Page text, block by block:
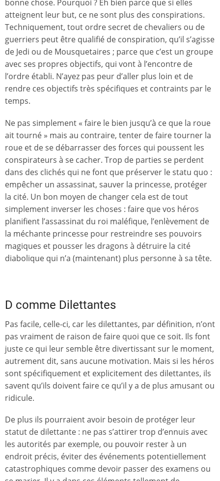
bonne chose. Pourquoi ? Eh bien parce que si elles
atteignent leur but, ce ne sont plus des conspirations.
Techniquement, tout ordre secret de chevaliers ou de
guerriers peut être qualifié de conspiration, qu’il s’agisse
de Jedi ou de Mousquetaires ; parce que c’est un groupe
avec ses propres objectifs, qui vont à l’encontre de
l’ordre établi. N’ayez pas peur d’aller plus loin et de
rendre ces objectifs très spécifiques et contraints par le
temps.
Ne pas simplement « faire le bien jusqu’à ce que la roue
ait tourné » mais au contraire, tenter de faire tourner la
roue et de se débarrasser des forces qui poussent les
conspirateurs à se cacher. Trop de parties se perdent
dans des clichés qui ne font que préserver le statu quo :
empêcher un assassinat, sauver la princesse, protéger
la cité. Un bon moyen de changer cela est de tout
simplement inverser les choses : faire que vos héros
planifient l’assassinat du roi maléfique, l’enlèvement de
la méchante princesse pour restreindre ses pouvoirs
magiques et pousser les dragons à détruire la cité
diabolique qui n’a (maintenant) plus personne à sa tête.
D comme Dilettantes
Pas facile, celle-ci, car les dilettantes, par définition, n’ont
pas vraiment de raison de faire quoi que ce soit. Ils font
juste ce qui leur semble être divertissant sur le moment,
autrement dit, sans aucune motivation. Mais si les héros
sont spécifiquement et explicitement des dilettantes, ils
savent qu’ils doivent faire ce qu’il y a de plus amusant ou
ridicule.
De plus ils pourraient avoir besoin de protéger leur
statut de dilettante : ne pas s’attirer trop d’ennuis avec
les autorités par exemple, ou pouvoir rester à un
endroit précis, éviter des événements potentiellement
catastrophiques comme devoir passer des examens ou